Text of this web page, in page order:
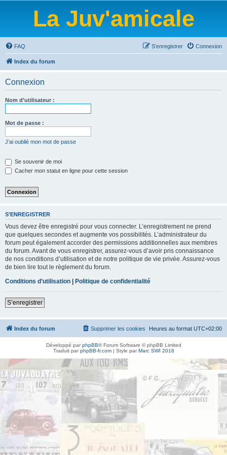
La Juv'amicale
FAQ Connexion
S’enregistrer
Index du forum
Connexion
Nom d’utilisateur :
Mot de passe :
J’ai oublié mon mot de passe
Se souvenir de moi
Cacher mon statut en ligne pour cette session
S’ENREGISTRER
Vous devez être enregistré pour vous connecter. L’enregistrement ne prend
que quelques secondes et augmente vos possibilités. L’administrateur du
forum peut également accorder des permissions additionnelles aux membres
du forum. Avant de vous enregistrer, assurez-vous d’avoir pris connaissance
de nos conditions d’utilisation et de notre politique de vie privée. Assurez-vous
de bien lire tout le règlement du forum.
Conditions d’utilisation | Politique de confidentialité
S’enregistrer
Index du forum Heures au format UTC+02:00
Supprimer les cookies
Développé parphpBB® Forum Software © phpBB Limited
Traduit parphpBB-fr.com| Style parMarc SWI 2018